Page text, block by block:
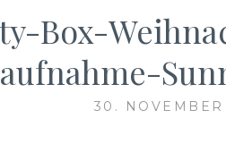
Box-
30. NOVEMBER